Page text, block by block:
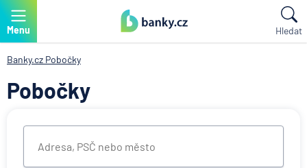
Menu Hledat
Banky.cz Pobočky
Pobočky